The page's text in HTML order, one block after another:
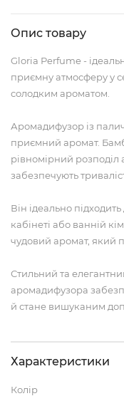
Опис товару
Gloria Perfume -
приємну атмосферу у
солодким ароматом.
Аромадифузор із
приємний аромат.
рівномірний розподіл
забезпечують
Він ідеально
кабінеті або ванній
чудовий аромат, який
Стильний та
аромадифузора
й стане вишуканим
Характеристики
Колір